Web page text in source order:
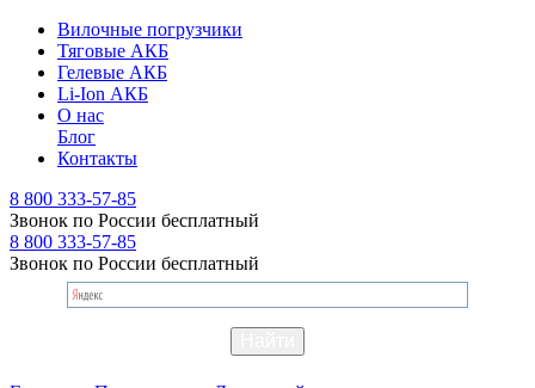
Вилочные погрузчики
Тяговые АКБ
Гелевые АКБ
Li-Ion АКБ
О нас
Блог
Контакты
8 800 333-57-85
Звонок по России бесплатный
8 800 333-57-85
Звонок по России бесплатный